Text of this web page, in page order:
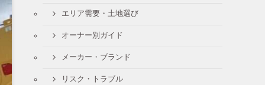
エリア需要・土地選び
オーナー別ガイド
メーカー・ブランド
リスク・トラブル